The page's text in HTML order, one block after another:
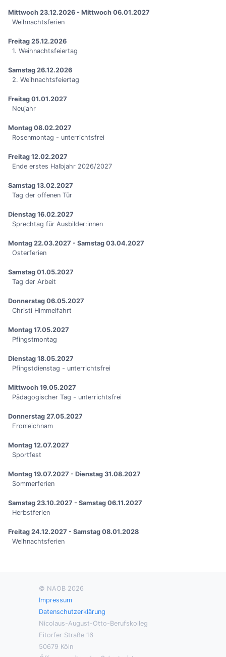
Mittwoch 23.12.2026 - Mittwoch 06.01.2027
Weihnachtsferien
Freitag 25.12.2026
1. Weihnachtsfeiertag
Samstag 26.12.2026
2. Weihnachtsfeiertag
Freitag 01.01.2027
Neujahr
Montag 08.02.2027
Rosenmontag - unterrichtsfrei
Freitag 12.02.2027
Ende erstes Halbjahr 2026/2027
Samstag 13.02.2027
Tag der offenen Tür
Dienstag 16.02.2027
Sprechtag für Ausbilder:innen
Montag 22.03.2027 - Samstag 03.04.2027
Osterferien
Samstag 01.05.2027
Tag der Arbeit
Donnerstag 06.05.2027
Christi Himmelfahrt
Montag 17.05.2027
Pfingstmontag
Dienstag 18.05.2027
Pfingstdienstag - unterrichtsfrei
Mittwoch 19.05.2027
Pädagogischer Tag - unterrichtsfrei
Donnerstag 27.05.2027
Fronleichnam
Montag 12.07.2027
Sportfest
Montag 19.07.2027 - Dienstag 31.08.2027
Sommerferien
Samstag 23.10.2027 - Samstag 06.11.2027
Herbstferien
Freitag 24.12.2027 - Samstag 08.01.2028
Weihnachtsferien
© NAOB 2026
Impressum
Datenschutzerklärung
Nicolaus-August-Otto-Berufskolleg
Eitorfer Straße 16
50679 Köln